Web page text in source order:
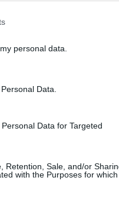
personal data.
Data.
Data for Targeted
Retention, Sale, and/or
with the Purposes for
et aux couleurs
de 94 m